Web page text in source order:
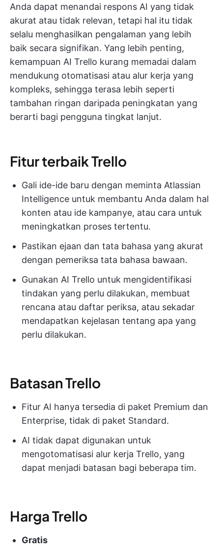
Anda dapat menandai respons AI yang tidak
akurat atau tidak relevan, tetapi hal itu tidak
selalu menghasilkan pengalaman yang lebih
baik secara signifikan. Yang lebih penting,
kemampuan AI Trello kurang memadai dalam
mendukung otomatisasi atau alur kerja yang
kompleks, sehingga terasa lebih seperti
tambahan ringan daripada peningkatan yang
berarti bagi pengguna tingkat lanjut.
Fitur terbaik Trello
Gali ide-ide baru dengan meminta Atlassian
Intelligence untuk membantu Anda dalam hal
konten atau ide kampanye, atau cara untuk
meningkatkan proses tertentu.
Pastikan ejaan dan tata bahasa yang akurat
dengan pemeriksa tata bahasa bawaan.
Gunakan AI Trello untuk mengidentifikasi
tindakan yang perlu dilakukan, membuat
rencana atau daftar periksa, atau sekadar
mendapatkan kejelasan tentang apa yang
perlu dilakukan.
Batasan Trello
Fitur AI hanya tersedia di paket Premium dan
Enterprise, tidak di paket Standard.
AI tidak dapat digunakan untuk
mengotomatisasi alur kerja Trello, yang
dapat menjadi batasan bagi beberapa tim.
Harga Trello
Gratis